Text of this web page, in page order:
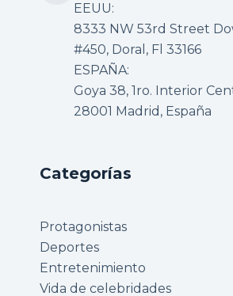
EEUU:
8333 NW 53rd Street
#450, Doral, Fl 33166
ESPAÑA:
Goya 38, 1ro. Interior
28001 Madrid, España
Categorías
Protagonistas
Deportes
Entretenimiento
Vida de celebridades